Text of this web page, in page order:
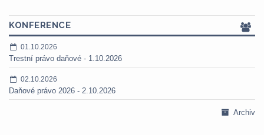
KONFERENCE
01.10.2026
Trestní právo daňové - 1.10.2026
02.10.2026
Daňové právo 2026 - 2.10.2026
Archiv